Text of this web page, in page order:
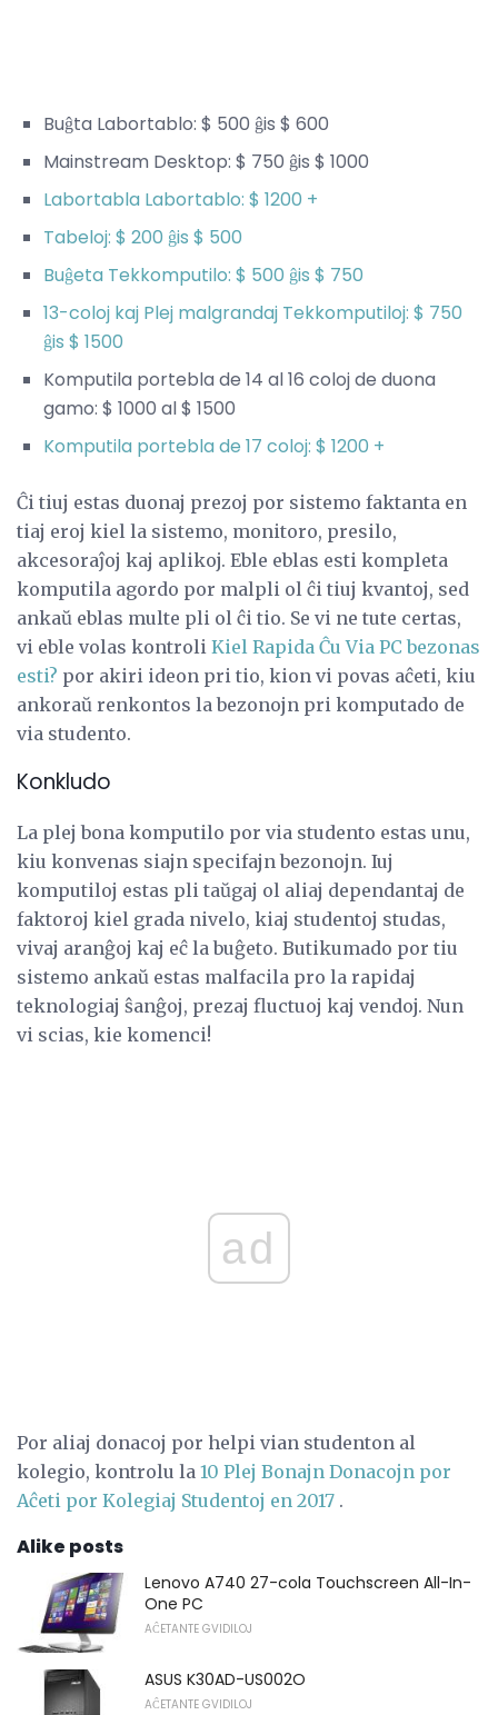
Buĝta Labortablo: $ 500 ĝis $ 600
Mainstream Desktop: $ 750 ĝis $ 1000
Labortabla Labortablo: $ 1200 +
Tabeloj: $ 200 ĝis $ 500
Buĝeta Tekkomputilo: $ 500 ĝis $ 750
13-coloj kaj Plej malgrandaj Tekkomputiloj: $ 750
ĝis $ 1500
Komputila portebla de 14 al 16 coloj de duona
gamo: $ 1000 al $ 1500
Komputila portebla de 17 coloj: $ 1200 +
Ĉi tiuj estas duonaj prezoj por sistemo faktanta en
tiaj eroj kiel la sistemo, monitoro, presilo,
akcesoraĵoj kaj aplikoj. Eble eblas esti kompleta
komputila agordo por malpli ol ĉi tiuj kvantoj, sed
ankaŭ eblas multe pli ol ĉi tio. Se vi ne tute certas,
vi eble volas kontroli Kiel Rapida Ĉu Via PC bezonas
esti? por akiri ideon pri tio, kion vi povas aĉeti, kiu
ankoraŭ renkontos la bezonojn pri komputado de
via studento.
Konkludo
La plej bona komputilo por via studento estas unu,
kiu konvenas siajn specifajn bezonojn. Iuj
komputiloj estas pli taŭgaj ol aliaj dependantaj de
faktoroj kiel grada nivelo, kiaj studentoj studas,
vivaj aranĝoj kaj eĉ la buĝeto. Butikumado por tiu
sistemo ankaŭ estas malfacila pro la rapidaj
teknologiaj ŝanĝoj, prezaj fluctuoj kaj vendoj. Nun
vi scias, kie komenci!
ad
Por aliaj donacoj por helpi vian studenton al
kolegio, kontrolu la 10 Plej Bonajn Donacojn por
Aĉeti por Kolegiaj Studentoj en 2017 .
Alike posts
Lenovo A740 27-cola Touchscreen All-In-
One PC
AĈETANTE GVIDILOJ
ASUS K30AD-US002O
AĈETANTE GVIDILOJ